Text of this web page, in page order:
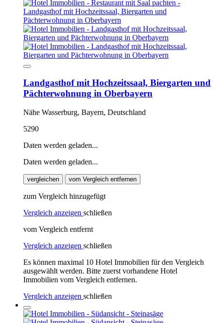
Landgasthof mit Hochzeitssaal, Biergarten und
Pächterwohnung in Oberbayern
Nähe Wasserburg, Bayern, Deutschland
5290
Daten werden geladen...
Daten werden geladen...
vergleichen vom Vergleich entfernen
zum Vergleich hinzugefügt
Vergleich anzeigen schließen
vom Vergleich entfernt
Vergleich anzeigen schließen
Es können maximal 10 Hotel Immobilien für den Vergleich
ausgewählt werden. Bitte zuerst vorhandene Hotel
Immobilien vom Vergleich entfernen.
Vergleich anzeigen schließen